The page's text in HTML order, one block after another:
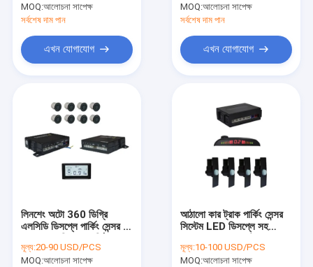
উদ্ধৃতির জন্য আবেদন
লিনিয়ার অ্যাকচুয়েটর কন্ট্রোলার
বৈদ্যুতিক লিনিয়ার অ্যাকচুয়েটর
হেভি ডিউটি ​​লিনিয়ার অ্যাকচুয়েটর
টিউবুলার লিনিয়ার অ্যাকচুয়েটর
ট্রাক পার্কিং সেন্সর
MOQ:আলোচনা সাপেক্ষ
সর্বশেষ দাম পান
এখন যোগাযোগ
MOQ:আলোচনা সাপেক্ষ
সর্বশেষ দাম পান
এখন যোগাযোগ
লিনশেং অটো 360 ডিগ্রি
এলসিডি ডিসপ্লে পার্কিং সেন্সর 4
150mA
মূল্য:20-90 USD/PCS
MOQ:আলোচনা সাপেক্ষ
আঠালো কার ট্রাক পার্কিং সেন্সর
সিস্টেম LED ডিসপ্লে সহ
মূল্য:10-100 USD/PCS
MOQ:আলোচনা সাপেক্ষ